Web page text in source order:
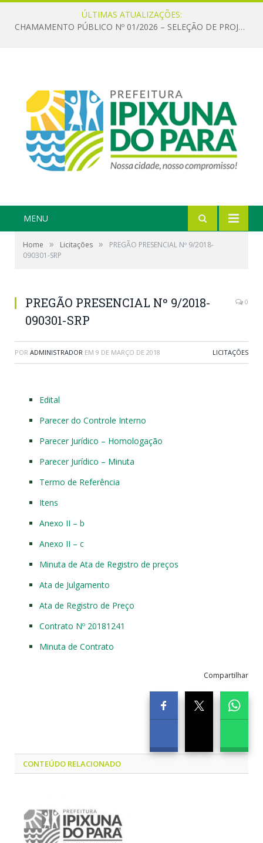
ÚLTIMAS ATUALIZAÇÕES:
CHAMAMENTO PÚBLICO Nº 01/2026 – SELEÇÃO DE PROJETOS PARA FIRMAR TERMO DE EXECUÇÃO CULTURAL COM RECURSOS DA POLÍTICA NACIONAL ALDIR BLANC DE FOMENTO À CULTURA – PNAB (LEI Nº 14.399/2022)
MENU
Home » Licitações »
PREGÃO PRESENCIAL Nº 9/2018-
090301-SRP
PREGÃO PRESENCIAL Nº 9/2018-
090301-SRP
0
POR ADMINISTRADOR EM 9 DE MARÇO DE 2018 LICITAÇÕES
Edital
Parecer do Controle Interno
Parecer Jurídico – Homologação
Parecer Jurídico – Minuta
Termo de Referência
Itens
Anexo II – b
Anexo II – c
Minuta de Ata de Registro de preços
Ata de Julgamento
Ata de Registro de Preço
Contrato Nº 20181241
Minuta de Contrato
Compartilhar
CONTEÚDO RELACIONADO